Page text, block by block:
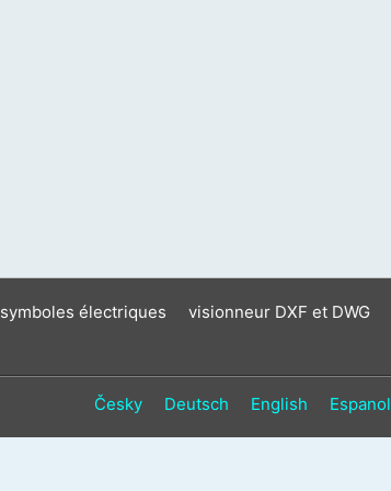
symboles électriques visionneur DXF et DWG
Česky Deutsch English Espanol